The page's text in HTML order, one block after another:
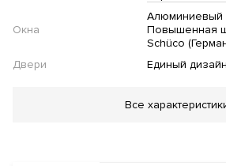
Окна
Алюминиевый
Повышенная
Schüco
Двери
Единый
Все